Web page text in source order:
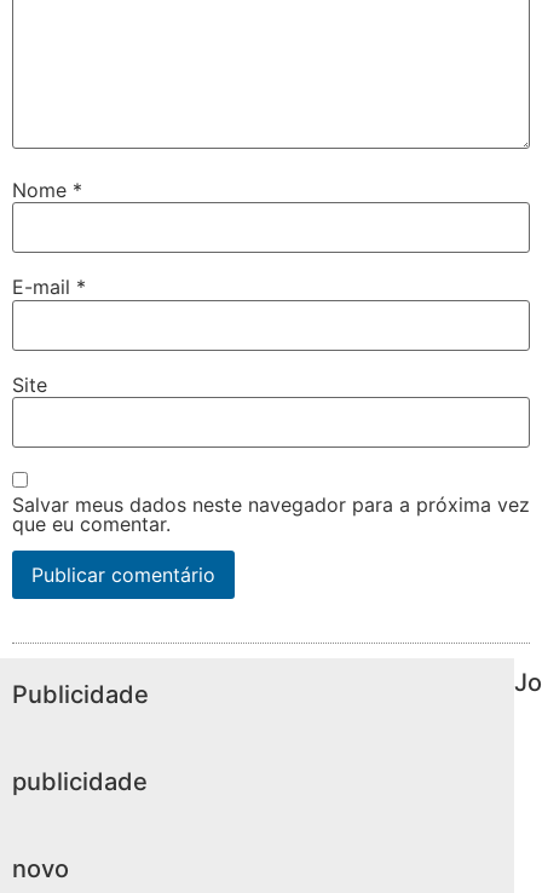
Nome *
E-mail *
Site
Salvar meus dados neste navegador para a próxima vez
que eu comentar.
Publicidade
publicidade
novo
Jo